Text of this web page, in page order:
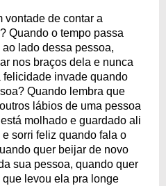
vontade de contar a
Quando o tempo passa
lado dessa pessoa,
nos braços dela e nunca
felicidade invade quando
Quando lembra que
lábios de uma pessoa
molhado e guardado ali
sorri feliz quando fala o
quer beijar de novo
sua pessoa, quando quer
levou ela pra longe